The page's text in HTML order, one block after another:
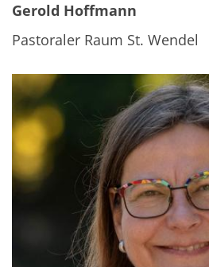
Gerold Hoffmann
Pastoraler Raum St. Wendel